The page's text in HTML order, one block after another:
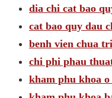
dia chi cat bao
cat bao quy dau
benh vien chua
chi phi phau
kham phu khoa